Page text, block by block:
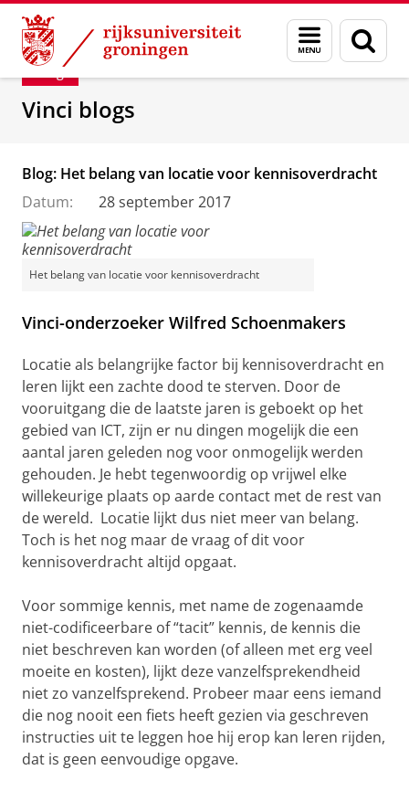
Skip
Content
Skip
Navigation
Menu
en
zoeken
Department of Innovation Management &
Blog
Vinci blogs
Blog: Het belang van locatie voor kennisoverdracht
Datum:
28 september 2017
Het belang van locatie voor kennisoverdracht
Vinci-onderzoeker Wilfred Schoenmakers
Locatie als belangrijke factor bij kennisoverdracht en
leren lijkt een zachte dood te sterven. Door de
vooruitgang die de laatste jaren is geboekt op het
gebied van ICT, zijn er nu dingen mogelijk die een
aantal jaren geleden nog voor onmogelijk werden
gehouden. Je hebt tegenwoordig op vrijwel elke
willekeurige plaats op aarde contact met de rest van
de wereld. Locatie lijkt dus niet meer van belang.
Toch is het nog maar de vraag of dit voor
kennisoverdracht altijd opgaat.
Voor sommige kennis, met name de zogenaamde
niet-codificeerbare of “tacit” kennis, de kennis die
niet beschreven kan worden (of alleen met erg veel
moeite en kosten), lijkt deze vanzelfsprekendheid
niet zo vanzelfsprekend. Probeer maar eens iemand
die nog nooit een fiets heeft gezien via geschreven
instructies uit te leggen hoe hij erop kan leren rijden,
dat is geen eenvoudige opgave.